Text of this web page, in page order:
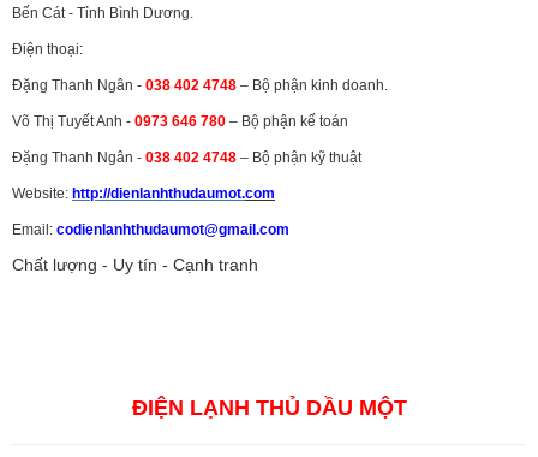
Bến Cát - Tỉnh Bình Dương.
Điện thoại:
Đặng Thanh Ngân - 038 402 4748 – Bộ phận kinh doanh.
Võ Thị Tuyết Anh - 0973 646 780 – Bộ phận kế toán
Đặng Thanh Ngân - 038 402 4748 – Bộ phận kỹ thuật
Website: http://dienlanhthudaumot.com
Email: codienlanhthudaumot@gmail.com
Chất lượng - Uy tín - Cạnh tranh
ĐIỆN LẠNH THỦ DẦU MỘT